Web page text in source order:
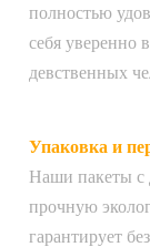
полностью
себя уверенно
девственных
Упаковка и
Наши пакеты с
прочную
гарантирует